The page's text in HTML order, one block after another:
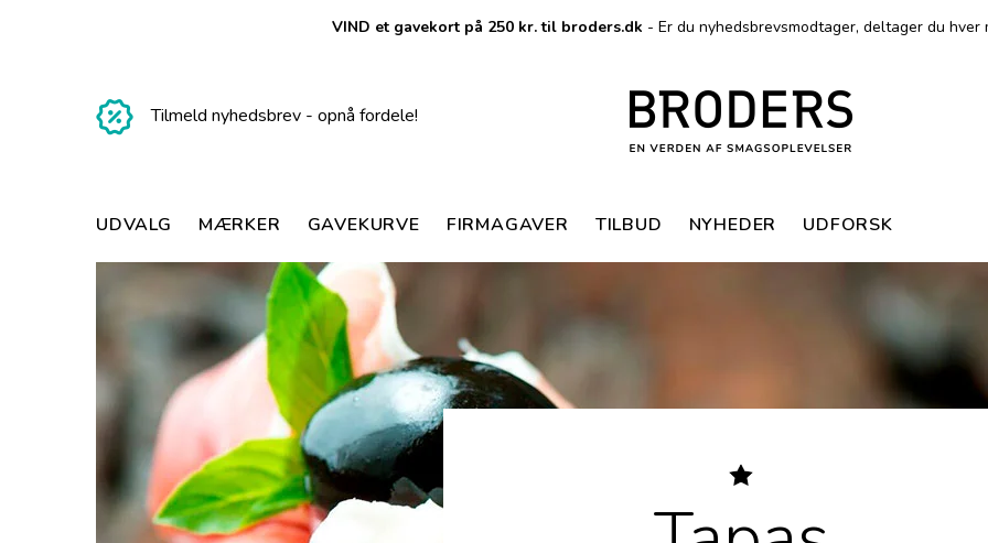
VIND et gavekort på 250 kr. til broders.dk - Er du nyhedsbrevsmodtager, deltager du
Tilmeld nyhedsbrev - opnå fordele!
UDVALG MÆRKER GAVEKURVE FIRMAGAVER TILBUD NYHEDER UDFORSK